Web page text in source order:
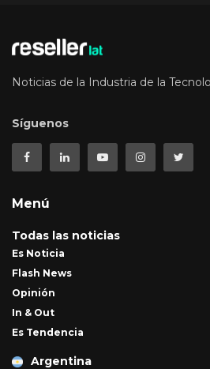
Noticias de la Industria de la
Síguenos
Menú
Todas las noticias
Es Noticia
Flash News
Opinión
In & Out
Es Tendencia
Argentina